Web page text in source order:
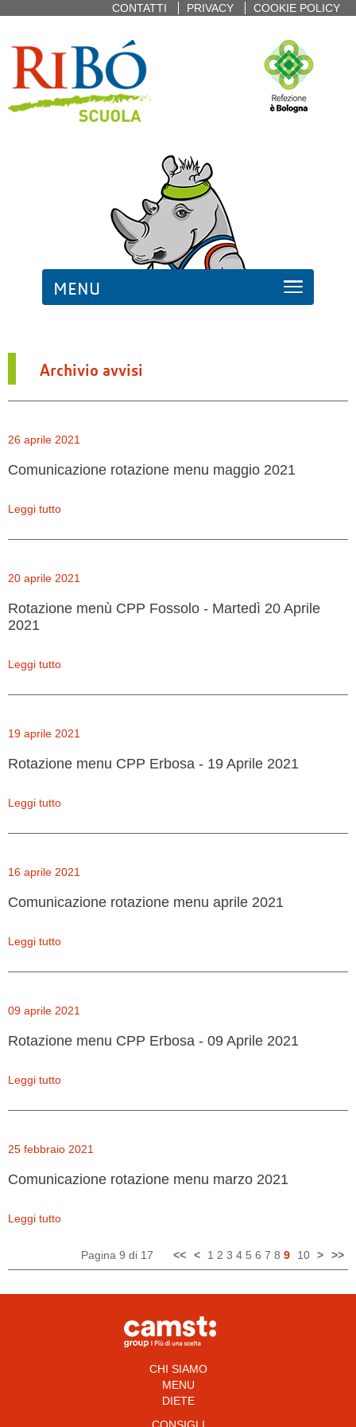
CONTATTI PRIVACY COOKIE POLICY
MENU
Archivio avvisi
26 aprile 2021
Comunicazione rotazione menu maggio 2021
Leggi tutto
20 aprile 2021
Rotazione menù CPP Fossolo - Martedì 20 Aprile
2021
Leggi tutto
19 aprile 2021
Rotazione menu CPP Erbosa - 19 Aprile 2021
Leggi tutto
16 aprile 2021
Comunicazione rotazione menu aprile 2021
Leggi tutto
09 aprile 2021
Rotazione menu CPP Erbosa - 09 Aprile 2021
Leggi tutto
25 febbraio 2021
Comunicazione rotazione menu marzo 2021
Leggi tutto
Pagina 9 di 17 << < 1 2 3 4 5 6 7 8 9 10 > >>
CHI SIAMO
MENU
DIETE